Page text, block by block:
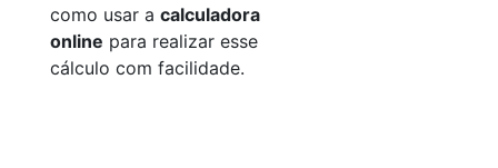
como usar a calculadora
online para realizar esse
cálculo com facilidade.